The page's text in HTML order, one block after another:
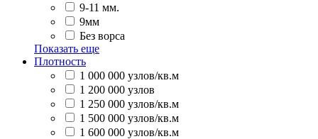
9-11 мм.
9мм
Без ворса
Показать еще
Плотность
1 000 000 узлов/кв.м
1 200 000 узлов
1 250 000 узлов/кв.м
1 500 000 узлов/кв.м
1 600 000 узлов/кв.м